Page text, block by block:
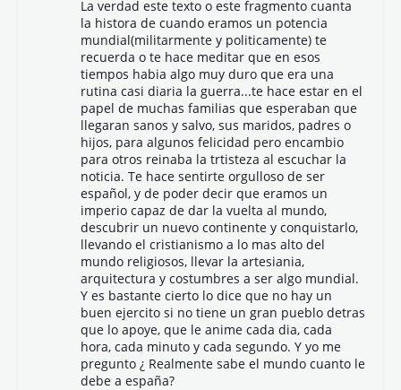
La verdad este texto o este fragmento cuanta
la histora de cuando eramos un potencia
mundial(militarmente y politicamente) te
recuerda o te hace meditar que en esos
tiempos habia algo muy duro que era una
rutina casi diaria la guerra...te hace estar en el
papel de muchas familias que esperaban que
llegaran sanos y salvo, sus maridos, padres o
hijos, para algunos felicidad pero encambio
para otros reinaba la trtisteza al escuchar la
noticia. Te hace sentirte orgulloso de ser
español, y de poder decir que eramos un
imperio capaz de dar la vuelta al mundo,
descubrir un nuevo continente y conquistarlo,
llevando el cristianismo a lo mas alto del
mundo religiosos, llevar la artesiania,
arquitectura y costumbres a ser algo mundial.
Y es bastante cierto lo dice que no hay un
buen ejercito si no tiene un gran pueblo detras
que lo apoye, que le anime cada dia, cada
hora, cada minuto y cada segundo. Y yo me
pregunto ¿ Realmente sabe el mundo cuanto le
debe a españa?